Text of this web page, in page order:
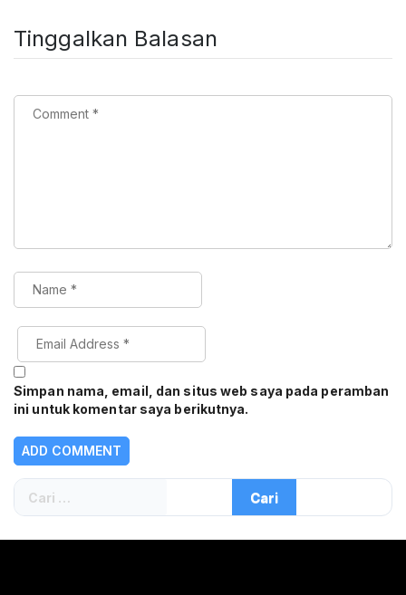
Tinggalkan Balasan
Simpan nama, email, dan situs web saya pada peramban
ini untuk komentar saya berikutnya.
Cari
untuk: